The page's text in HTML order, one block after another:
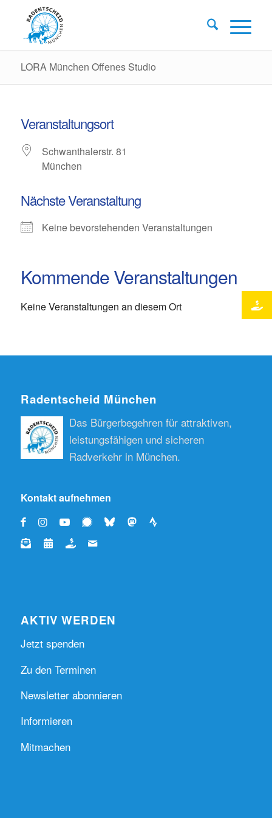
LORA München Offenes Studio
Veranstaltungsort
Schwanthalerstr. 81
München
Nächste Veranstaltung
Keine bevorstehenden Veranstaltungen
Kommende Veranstaltungen
Keine Veranstaltungen an diesem Ort
Radentscheid München
Das Bürgerbegehren für attraktiven,
leistungsfähigen und sicheren
Radverkehr in München.
Kontakt aufnehmen
AKTIV WERDEN
Jetzt spenden
Zu den Terminen
Newsletter abonnieren
Informieren
Mitmachen